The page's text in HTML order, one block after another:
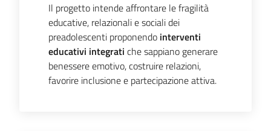
Il progetto intende affrontare le fragilità
educative, relazionali e sociali dei
preadolescenti proponendo interventi
educativi integrati che sappiano generare
benessere emotivo, costruire relazioni,
favorire inclusione e partecipazione attiva.